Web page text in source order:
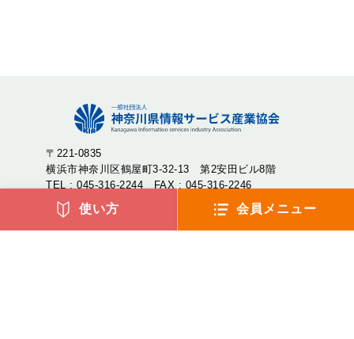
〒221-0835
横浜市神奈川区鶴屋町3-32-13 第2安田ビル8階
TEL : 045-316-2244 FAX : 045-316-2246
神奈川県情報サービス産業協会（神情協・しんじょうきょ
使い方 会員メニュー